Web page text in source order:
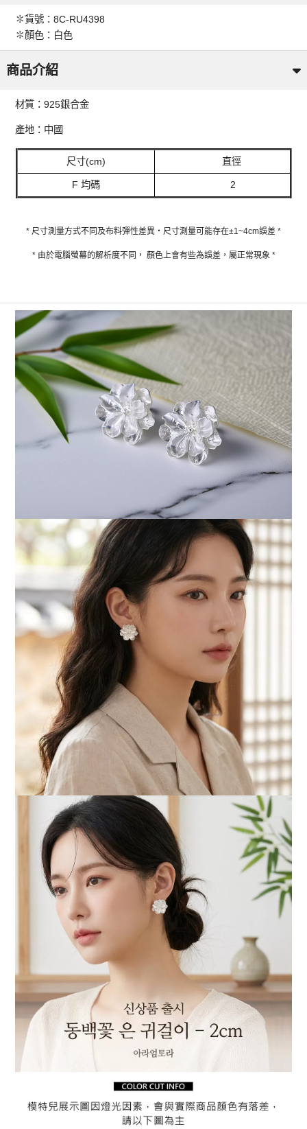
✽貨號：8C-RU4398
✽顏色：白色
商品介紹
材質：925銀合金
產地：中國
尺寸(cm) 直徑
F 均碼 2
* 尺寸測量方式不同及布料彈性差異‧尺寸測量可能存在±1~4cm誤差 *
* 由於電腦螢幕的解析度不同， 顏色上會有些為誤差，屬正常現象 *